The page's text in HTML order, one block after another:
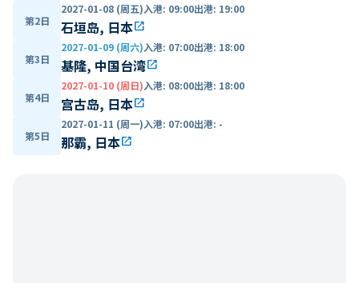
第2日
2027-01-08 (周五)入港: 09:00出港: 19:00
石垣岛, 日本open_in_new
第3日
2027-01-09 (周六)入港: 07:00出港: 18:00
基隆, 中国台湾open_in_new
第4日
2027-01-10 (周日)入港: 08:00出港: 18:00
宫古岛, 日本open_in_new
第5日
2027-01-11 (周一)入港: 07:00出港: -
那霸, 日本open_in_new